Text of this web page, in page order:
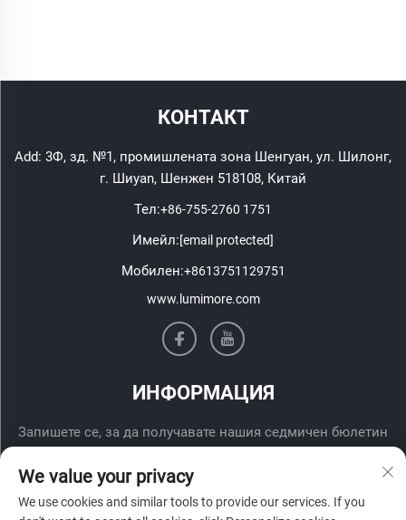
КОНТАКТ
Add: 3Ф, зд. №1, промишлената зона Шенгуан, ул. Шилонг,
г. Шиyan, Шенжен 518108, Китай
Тел:+86-755-2760 1751
Имейл:[email protected]
Мобилен:+8613751129751
www.lumimore.com
ИНФОРМАЦИЯ
Запишете се, за да получавате нашия седмичен бюлетин
We value your privacy
We use cookies and similar tools to provide our services. If you